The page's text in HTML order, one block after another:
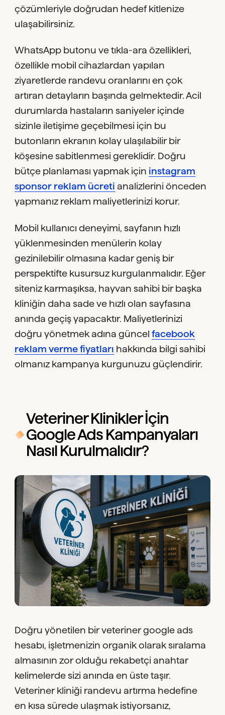
çözümleriyle doğrudan hedef kitlenize
ulaşabilirsiniz.
WhatsApp butonu ve tıkla-ara özellikleri,
özellikle mobil cihazlardan yapılan
ziyaretlerde randevu oranlarını en çok
artıran detayların başında gelmektedir. Acil
durumlarda hastaların saniyeler içinde
sizinle iletişime geçebilmesi için bu
butonların ekranın kolay ulaşılabilir bir
köşesine sabitlenmesi gereklidir. Doğru
bütçe planlaması yapmak için instagram
sponsor reklam ücreti analizlerini önceden
yapmanız reklam maliyetlerinizi korur.
Mobil kullanıcı deneyimi, sayfanın hızlı
yüklenmesinden menülerin kolay
gezinilebilir olmasına kadar geniş bir
perspektifte kusursuz kurgulanmalıdır. Eğer
siteniz karmaşıksa, hayvan sahibi bir başka
kliniğin daha sade ve hızlı olan sayfasına
anında geçiş yapacaktır. Maliyetlerinizi
doğru yönetmek adına güncelfacebook
reklam verme fiyatları hakkında bilgi sahibi
olmanız kampanya kurgunuzu güçlendirir.
Veteriner Klinikler İçin
Google Ads Kampanyaları
Nasıl Kurulmalıdır?
Doğru yönetilen bir veteriner google ads
hesabı, işletmenizin organik olarak sıralama
almasının zor olduğu rekabetçi anahtar
kelimelerde sizi anında en üste taşır.
Veteriner kliniği randevu artırma hedefine
en kısa sürede ulaşmak istiyorsanız,